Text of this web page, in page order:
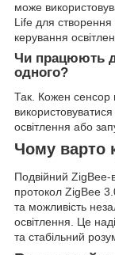
може
Life для створення
керування
Чи працюють
одного?
Так. Кожен
освітлення або
Чому варто
Подвійний
протокол ZigBee
та можливість
освітлення. Це
та стабільний